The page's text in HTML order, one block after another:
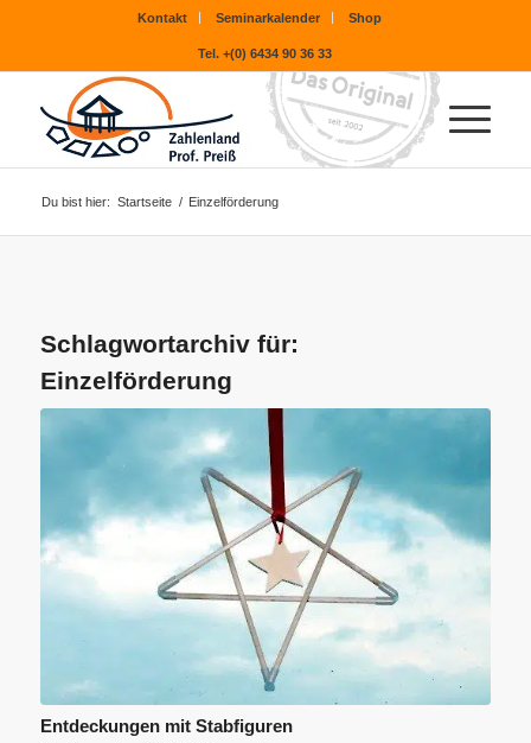
Kontakt Seminarkalender Shop
Tel. +(0) 6434 90 36 33
Du bist hier: Startseite / Einzelförderung
Schlagwortarchiv für:
Einzelförderung
Entdeckungen mit Stabfiguren